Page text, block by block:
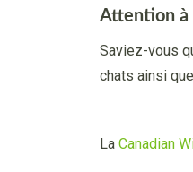
Attention à
Saviez-vous
chats ainsi
La Canadian